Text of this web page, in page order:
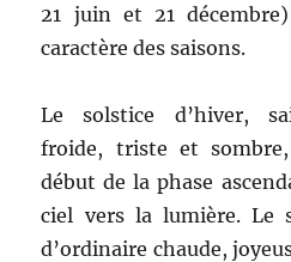
21 juin et 21
caractère des saisons.
Le solstice d’hiver,
froide, triste et
début de la phase
ciel vers la lumière. Le
d’ordinaire chaude,